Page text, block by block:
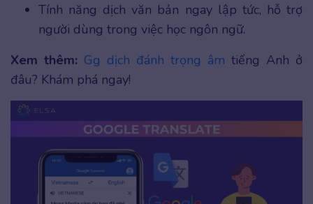
Tính năng dịch văn bản ngay lập tức, hỗ trợ
người dùng trong việc học ngôn ngữ.
Xem thêm: Gg dịch đánh trọng âm tiếng Anh ở
đâu? Khám phá ngay!